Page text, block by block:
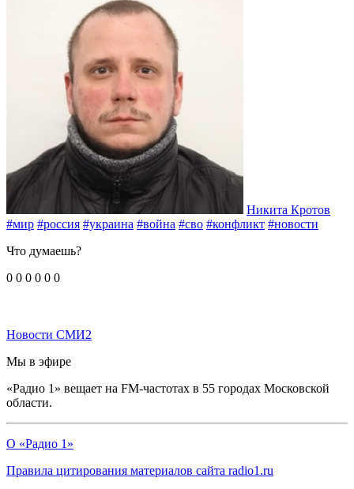
Никита Кротов
#мир #россия #украина #война #сво #конфликт #новости
Что думаешь?
0 0 0 0 0 0
Новости СМИ2
Мы в эфире
«Радио 1» вещает на FM-частотах в 55 городах Московской
области.
О «Радио 1»
Правила цитирования материалов сайта radio1.ru